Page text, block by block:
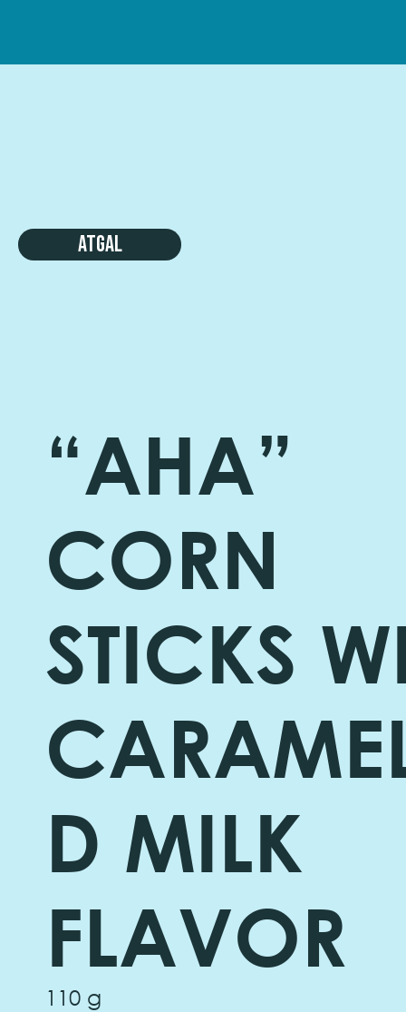
“AHA”
CORN
STICKS
D MILK
FLAVOR
110 g
Atgal